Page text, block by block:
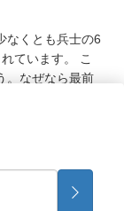
なくとも兵士の6
ています。 こ
。なぜなら最前
です。
うつ剤に関して
によって100件